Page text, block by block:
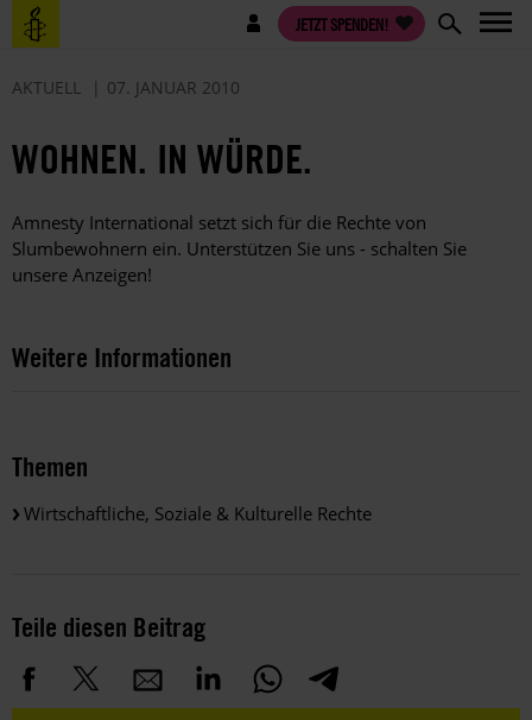
Direkt
zum
Benutzermenü JETZT SPENDEN!
AKTUELL 07. JANUAR 2010
WOHNEN. IN WÜRDE.
Amnesty International setzt sich für die Rechte von
Slumbewohnern ein. Unterstützen Sie uns - schalten Sie
unsere Anzeigen!
Weitere Informationen
Themen
Wirtschaftliche, Soziale & Kulturelle Rechte
Teile diesen Beitrag